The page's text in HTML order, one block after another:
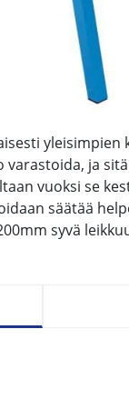
yleisimpien
ja
vuoksi se
säätää
syvä